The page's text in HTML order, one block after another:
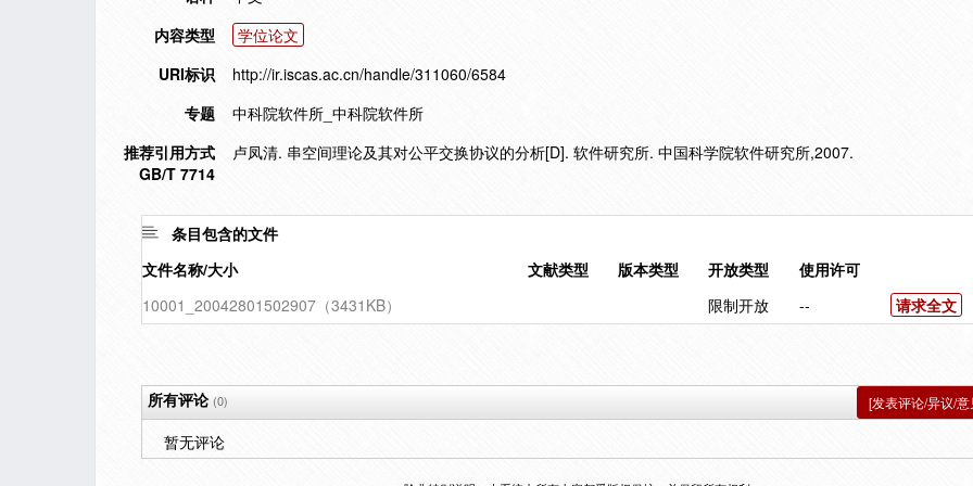
内容类型
学位论文
URI标识
http://ir.iscas.ac.cn/handle/311060/6584
专题
中科院软件所_中科院软件所
推荐引用方式
GB/T 7714
卢凤清. 串空间理论及其对公平交换协议的分析[D]. 软件研究所. 中国科学院软件研究所,2007.
条目包含的文件
文件名称/大小
文献类型 版本类型 开放类型
使用许可
10001_20042801502907（3431KB）
限制开放 -- 请求全文
所有评论(0) [发表评论/异议/意
暂无评论